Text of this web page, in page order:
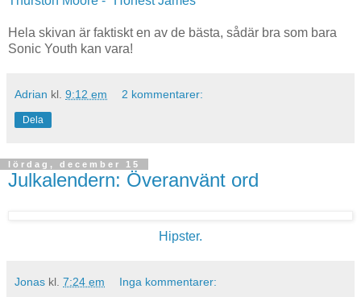
Hela skivan är faktiskt en av de bästa, sådär bra som bara
Sonic Youth kan vara!
Adrian kl. 9:12 em 2 kommentarer:
Dela
lördag, december 15
Julkalendern: Överanvänt ord
Hipster.
Jonas kl. 7:24 em Inga kommentarer: